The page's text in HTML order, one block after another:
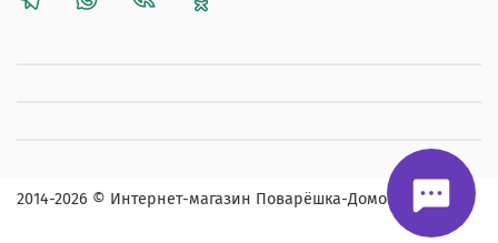
2014-2026 © Интернет-магазин Поварёшка-Домовой